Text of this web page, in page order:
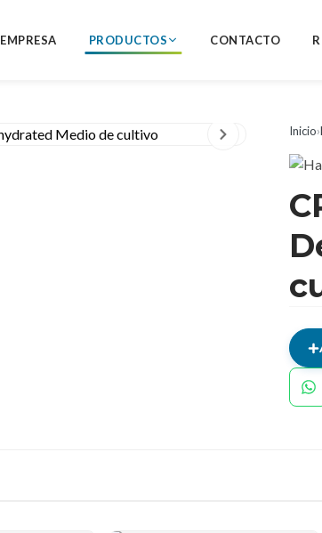
EMPRESA PRODUCTOS CONTACTO
Inicio›